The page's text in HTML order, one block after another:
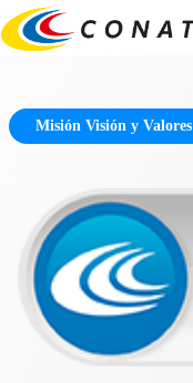
Saltar
al
contenido
Misión Visión y Valores